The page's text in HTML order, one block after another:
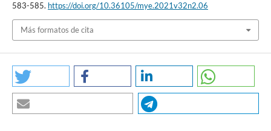
583-585. https://doi.org/10.36105/mye.2021v32n2.06
Más formatos de cita